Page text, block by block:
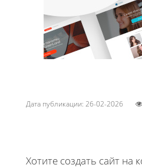
Дата публикации: 26-02-2026
Хотите создать сайт на